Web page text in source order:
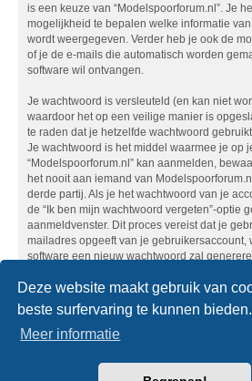
Deze website maakt gebruik van
beste surfervaring te kunnen bieden.
Meer informatie
is een keuze van “Modelspoorforum.nl”. Je
mogelijkheid te bepalen welke informatie
wordt weergegeven. Verder heb je ook de
of je de e-mails die automatisch worden
software wil ontvangen.
Je wachtwoord is versleuteld (en kan niet
waardoor het op een veilige manier is
te raden dat je hetzelfde wachtwoord
Je wachtwoord is het middel waarmee je op
“Modelspoorforum.nl” kan aanmelden,
het nooit aan iemand van
derde partij. Als je het wachtwoord van je
de “Ik ben mijn wachtwoord vergeten”-optie
aanmeldvenster. Dit proces vereist dat je
mailadres opgeeft van je gebruikersaccount,
software een nieuw wachtwoord zal
Home Forumoverzicht
® Forum Software © phpBB Limited